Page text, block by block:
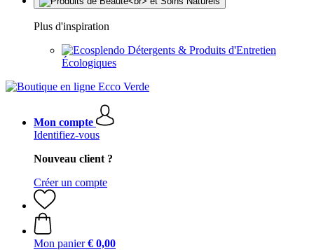
Plus d'inspiration
Détergents & Produits d'Entretien
Écologiques
Mon compte
Identifiez-vous
Nouveau client ?
Créer un compte
Mon panier € 0,00